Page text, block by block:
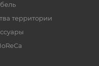
территории